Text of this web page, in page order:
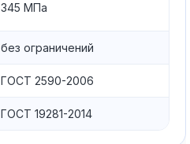
345 МПа
без ограничений
ГОСТ 2590-2006
ГОСТ 19281-2014